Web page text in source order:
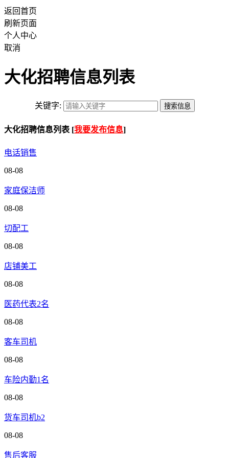
返回首页
刷新页面
个人中心
取消
大化招聘信息列表
关键字:
大化招聘信息列表 [我要发布信息]
电话销售
08-08
家庭保洁师
08-08
切配工
08-08
店铺美工
08-08
医药代表2名
08-08
客车司机
08-08
车险内勤1名
08-08
货车司机b2
08-08
售后客服